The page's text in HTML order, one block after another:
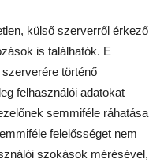
külső szerverről érkező
is találhatók. E
történő
felhasználói adatokat
semmiféle ráhatása
felelősséget nem
szokások mérésével,